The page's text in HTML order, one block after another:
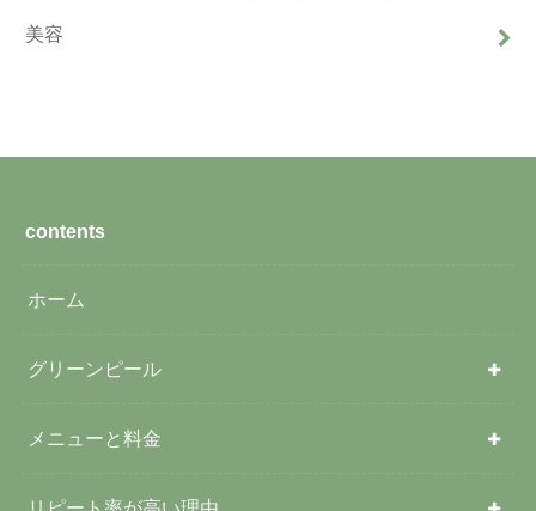
美容
contents
ホーム
グリーンピール
メニューと料金